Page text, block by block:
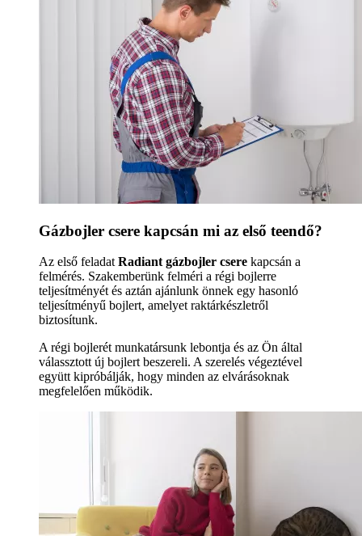
Gázbojler csere kapcsán mi az első teendő?
Az első feladat Radiant gázbojler csere kapcsán a
felmérés. Szakemberünk felméri a régi bojlerre
teljesítményét és aztán ajánlunk önnek egy hasonló
teljesítményű bojlert, amelyet raktárkészletről
biztosítunk.
A régi bojlerét munkatársunk lebontja és az Ön által
válassztott új bojlert beszereli. A szerelés végeztével
együtt kipróbálják, hogy minden az elvárásoknak
megfelelően működik.